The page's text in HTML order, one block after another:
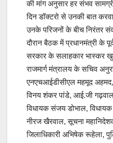
की मांग अनुसार हर संभव
दिन डॉक्टरो से उनकी बात
उनके परिजनों के बीच निरंतर
दौरान बैठक में प्रधानमंत्री के
सरकार के सलाहकार भास्कर
राजमार्ग मंत्रालय के सचिव
एनएचआईडीसीएल महमूद
विनय शंकर पांडे, आई.जी
विधायक संजय डोभाल,
नीरज खैरवाल, सूचना
जिलाधिकारी अभिषेक रूहेला,